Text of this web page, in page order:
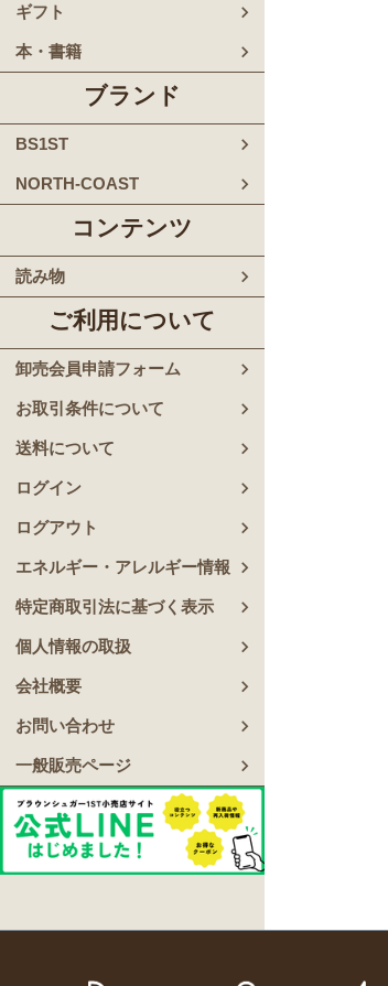
ギフト
本・書籍
ブランド
BS1ST
NORTH-COAST
コンテンツ
読み物
ご利用について
卸売会員申請フォーム
お取引条件について
送料について
ログイン
ログアウト
エネルギー・アレルギー情報
特定商取引法に基づく表示
個人情報の取扱
会社概要
お問い合わせ
一般販売ページ